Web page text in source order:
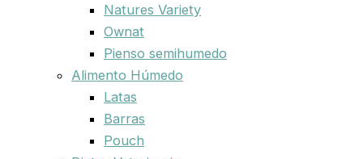
Natures Variety
Ownat
Pienso semihumedo
Alimento Húmedo
Latas
Barras
Pouch